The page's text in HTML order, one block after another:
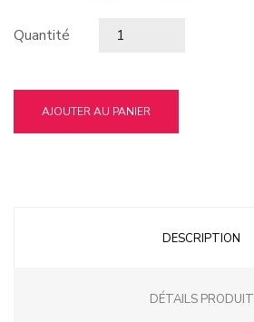
Quantité
AJOUTER AU PANIER
DESCRIPTION
DÉTAILS PRODUIT